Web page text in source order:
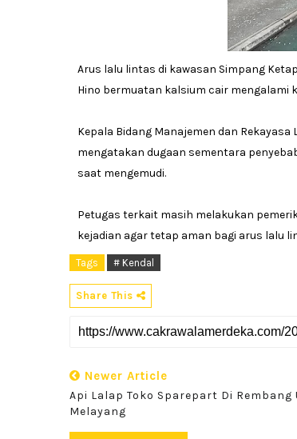
Arus lalu lintas di kawasan Simpang
Hino bermuatan kalsium cair mengalami
Kepala Bidang Manajemen dan
mengatakan dugaan sementara
saat mengemudi.
Petugas terkait masih melakukan
kejadian agar tetap aman bagi arus lalu
Tags # Kendal
Share This
Newer Article
Api Lalap Toko Sparepart Di Rembang
Melayang